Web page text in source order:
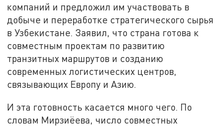
компаний и предложил им участвовать в
добыче и переработке стратегического сырья
в Узбекистане. Заявил, что страна готова к
совместным проектам по развитию
транзитных маршрутов и созданию
современных логистических центров,
связывающих Европу и Азию.
И эта готовность касается много чего. По
словам Мирзиёева, число совместных